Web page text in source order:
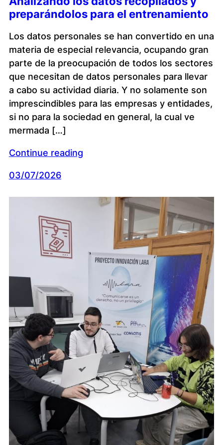
preparándolos para el entrenamiento
Los datos personales se han convertido en una
materia de especial relevancia, ocupando gran
parte de la preocupación de todos los sectores
que necesitan de datos personales para llevar
a cabo su actividad diaria. Y no solamente son
imprescindibles para las empresas y entidades,
si no para la sociedad en general, la cual ve
mermada […]
Continue reading
03/07/2026